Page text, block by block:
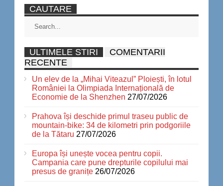
CAUTARE
ULTIMELE STIRI
COMENTARII
RECENTE
Un elev de la „Mihai Viteazul” Ploiești, în lotul
României la Olimpiada Internațională de
Economie de la Shenzhen 27/07/2026
Prahova își deschide primul traseu public de
mountain-bike: 34 de kilometri prin podgoriile
de la Tătaru 27/07/2026
Europa își unește vocea pentru copii.
Campania care pune drepturile copilului mai
presus de granițe 26/07/2026